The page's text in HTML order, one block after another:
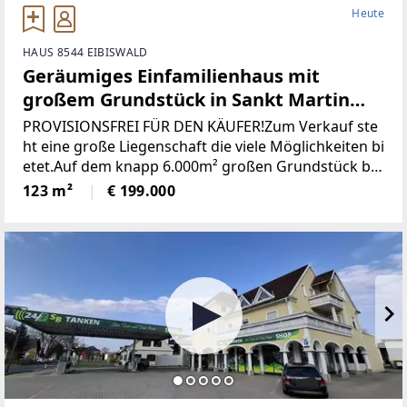
Heute
HAUS 8544 EIBISWALD
Geräumiges Einfamilienhaus mit
großem Grundstück in Sankt Martin
(Provisionsfrei)
PROVISIONSFREI FÜR DEN KÄUFER!Zum Verkauf ste
ht eine große Liegenschaft die viele Möglichkeiten bi
etet.Auf dem knapp 6.000m² großen Grundstück be
findet sich ein Wohngebäude bestehend aus derzeit
zwei getrennten Wohnungen, einem großen zweist
t angrenzendem Pool / Teich.* Das gesamte Grunds
tück wurde neu vermessen und ist im Grenzkataster
eingetragen.* Sämtliche Gebäude wurden neu Bau
bewilligt* Neuer Hauptstromanschluss sowie ein ne
uer Hauptverteilerkasten* Neuer Hauptwasseransc
hluss (Kanalanschluss auch bereits vorhanden)* Ka
minsanierug (Neue Edelstahlrohre eingezogen)Die Z
ufahrt erfolgt über das eigene Grundstück und ist s
123 m² € 199.000